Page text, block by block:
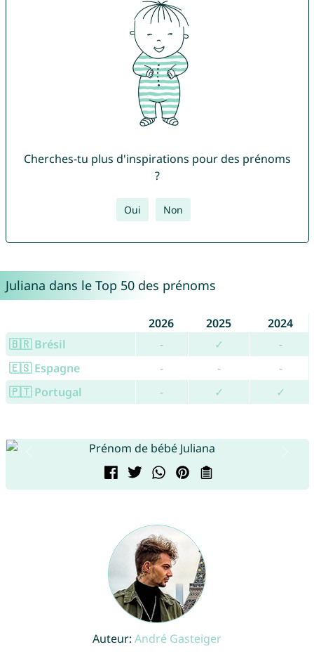
Cherches-tu plus d'inspirations pour des prénoms
?
Oui Non
Juliana dans le Top 50 des prénoms
2026 2025
2024
🇧🇷 Brésil
- ✓
-
🇪🇸 Espagne
- -
-
🇵🇹 Portugal
- ✓ ✓
Auteur: André Gasteiger